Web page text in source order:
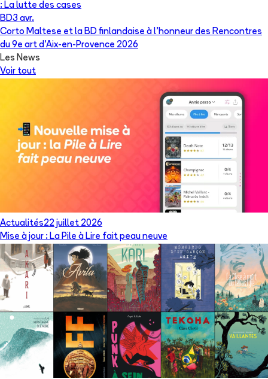
: La lutte des cases
BD3 avr.
Corto Maltese et la BD finlandaise à l’honneur des Rencontres
du 9e art d’Aix-en-Provence 2026
Les News
Voir tout
Actualités22 juillet 2026
Mise à jour : La Pile à Lire fait peau neuve